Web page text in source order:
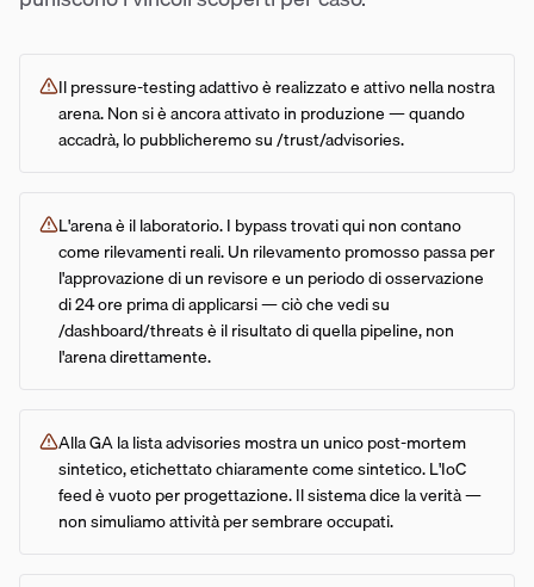
Il pressure-testing adattivo è realizzato e attivo nella nostra
arena. Non si è ancora attivato in produzione — quando
accadrà, lo pubblicheremo su /trust/advisories.
L'arena è il laboratorio. I bypass trovati qui non contano
come rilevamenti reali. Un rilevamento promosso passa per
l'approvazione di un revisore e un periodo di osservazione
di 24 ore prima di applicarsi — ciò che vedi su
/dashboard/threats è il risultato di quella pipeline, non
l'arena direttamente.
Alla GA la lista advisories mostra un unico post-mortem
sintetico, etichettato chiaramente come sintetico. L'IoC
feed è vuoto per progettazione. Il sistema dice la verità —
non simuliamo attività per sembrare occupati.